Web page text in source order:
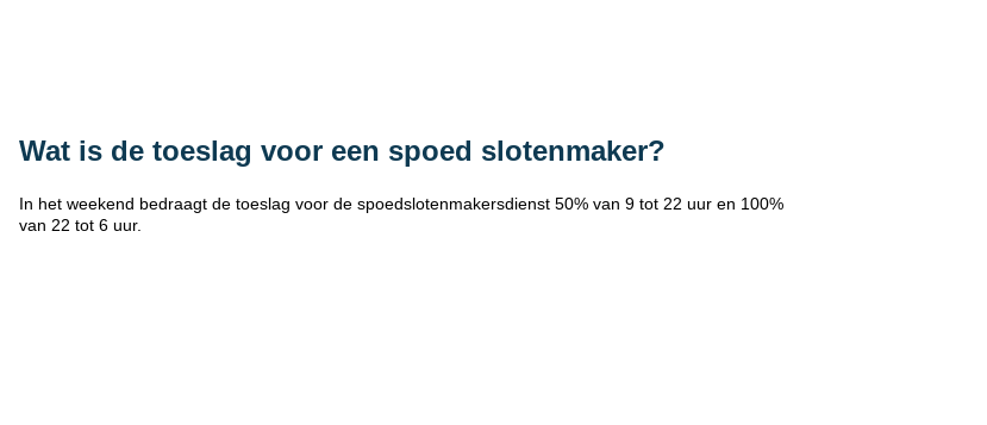
Wat is de toeslag voor een spoed slotenmaker?
In het weekend bedraagt de toeslag voor de spoedslotenmakersdienst 50% van 9 tot 22 uur en 100%
van 22 tot 6 uur.